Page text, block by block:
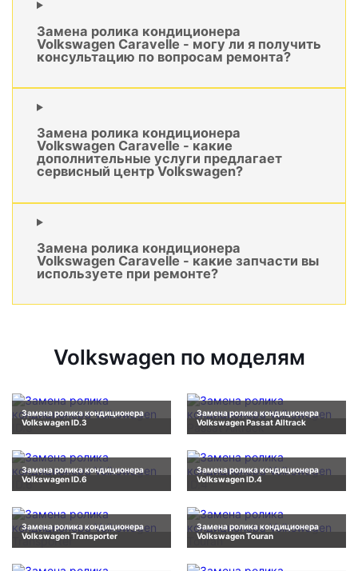
Замена ролика кондиционера
Volkswagen Caravelle - могу ли я получить
консультацию по вопросам ремонта?
Замена ролика кондиционера
Volkswagen Caravelle - какие
дополнительные услуги предлагает
сервисный центр Volkswagen?
Замена ролика кондиционера
Volkswagen Caravelle - какие запчасти вы
используете при ремонте?
Volkswagen по моделям
Замена ролика кондиционера
Volkswagen ID.3
Замена ролика кондиционера
Volkswagen Passat Alltrack
Замена ролика кондиционера
Volkswagen ID.6
Замена ролика кондиционера
Volkswagen ID.4
Замена ролика кондиционера
Volkswagen Transporter
Замена ролика кондиционера
Volkswagen Touran